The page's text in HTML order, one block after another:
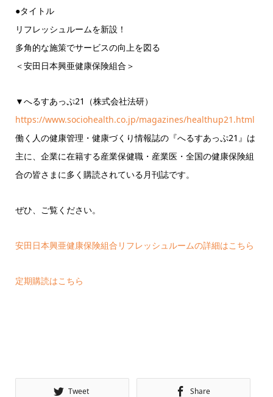
●タイトル
リフレッシュルームを新設！
多角的な施策でサービスの向上を図る
＜安田日本興亜健康保険組合＞
▼へるすあっぷ21（株式会社法研）
https://www.sociohealth.co.jp/magazines/healthup21.html
働く人の健康管理・健康づくり情報誌の『へるすあっぷ21』は
主に、企業に在籍する産業保健職・産業医・全国の健康保険組
合の皆さまに多く購読されている月刊誌です。
ぜひ、ご覧ください。
安田日本興亜健康保険組合リフレッシュルームの詳細はこちら
定期購読はこちら
Tweet Share